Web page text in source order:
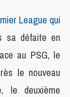
League qui
sa défaite en
au PSG, le
le nouveau
le deuxième